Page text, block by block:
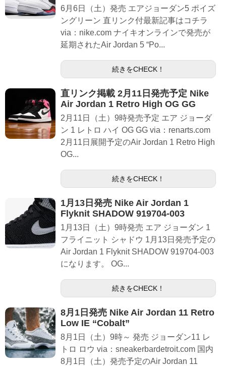
6月6日（土）発売 エアジョーダン5 ポイズ
ングリーン 直リンク付最新記事はコチラ
via：nike.com ナイキオンラインで発売が
延期されたAir Jordan 5 “Po...
続きをCHECK！
直リンク掲載 2月11日発売予定 Nike
Air Jordan 1 Retro High OG GG
2月11日（土）9時発売予定 エア ジョーダ
ン 1 レトロ ハイ OG GG via：renarts.com
2月11日展開予定のAir Jordan 1 Retro High
OG...
続きをCHECK！
1月13日発売 Nike Air Jordan 1
Flyknit SHADOW 919704-003
1月13日（土）9時発売 エア ジョーダン 1
フライニット シャドウ 1月13日発売予定の
Air Jordan 1 Flyknit SHADOW 919704-003
になります。 OG...
続きをCHECK！
8月1日発売 Nike Air Jordan 11 Retro
Low IE “Cobalt”
8月1日（土）9時～ 発売 ジョーダン11 レ
トロ ロウ via：sneakerbardetroit.com 国内
8月1日（土）発売予定のAir Jordan 11